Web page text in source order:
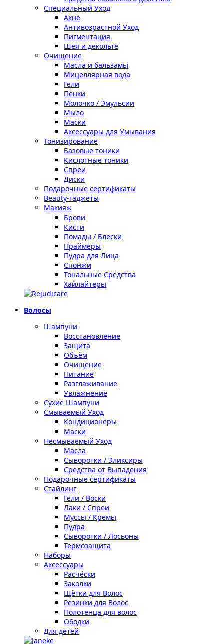
Специальный Уход
Акне
Антивозрастной Уход
Пигментация
Шея и декольте
Очищение
Масла и бальзамы
Мицеллярная вода
Гели
Пенки
Молочко / Эмульсии
Мыло
Маски
Аксессуары для Умывания
Тонизирование
Базовые тоники
Кислотные тоники
Спреи
Диски
Подарочные сертификаты
Beauty-гаджеты
Макияж
Брови
Кисти
Помады / Блески
Праймеры
Пудра для Лица
Спонжи
Тональные Средства
Хайлайтеры
Волосы
Шампуни
Восстановление
Защита
Объём
Очищение
Питание
Разглаживание
Увлажнение
Сухие Шампуни
Смываемый Уход
Кондиционеры
Маски
Несмываемый Уход
Масла
Сыворотки / Эликсиры
Средства от Выпадения
Подарочные сертификаты
Стайлинг
Гели / Воски
Лаки / Спреи
Муссы / Кремы
Пудра
Сыворотки / Лосьоны
Термозащита
Наборы
Аксессуары
Расчёски
Заколки
Щётки для Волос
Резинки для Волос
Полотенца для волос
Ободки
Для детей